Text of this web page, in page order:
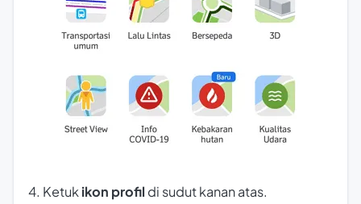
4. Ketukikon profildi sudut kanan atas.